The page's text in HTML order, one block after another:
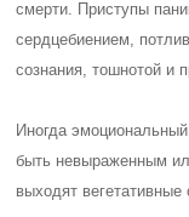
смерти. Приступы
сердцебиением,
сознания, тошнотой и
Иногда
быть невыраженным
выходят